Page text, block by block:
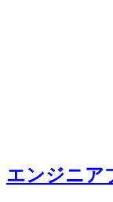
エンジニア